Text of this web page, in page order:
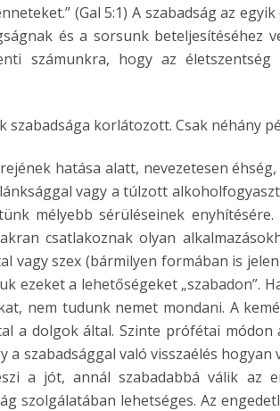
(Gal 5:1) A szabadság az egyik
és a sorsunk beteljesítéséhez
számunkra, hogy az életszentség
korlátozott. Csak néhány
hatása alatt, nevezetesen
vagy a túlzott
mélyebb sérüléseinek enyhítésére.
csatlakoznak olyan
vagy szex (bármilyen formában is
ezeket a lehetőségeket „szabadon”.
nem tudunk nemet mondani. A
a dolgok által. Szinte prófétai módon
a szabadsággal való visszaélés hogyan
a jót, annál szabadabbá válik az
szolgálatában lehetséges. Az